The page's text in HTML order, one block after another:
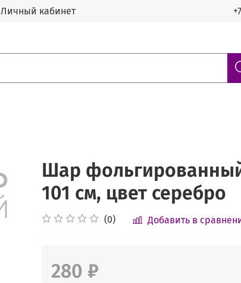
Личный кабинет
Шар
101 см, цвет серебро
(0) Добавить в
280 ₽